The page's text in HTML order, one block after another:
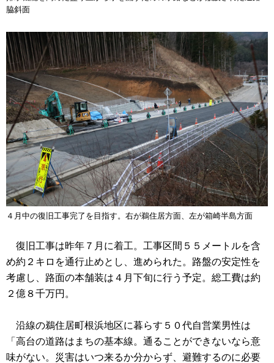
脇斜面
４月中の復旧工事完了を目指す。右が鵜住居方面、左が箱崎半島方面
復旧工事は昨年７月に着工。工事区間５５メートルを含
め約２キロを通行止めとし、進められた。路盤の安定性を
考慮し、路面の本舗装は４月下旬に行う予定。総工費は約
２億８千万円。
沿線の鵜住居町根浜地区に暮らす５０代自営業男性は
「高台の道路はまちの基本線。通ることができないなら意
味がない。災害はいつ来るか分からず、避難するのに必要